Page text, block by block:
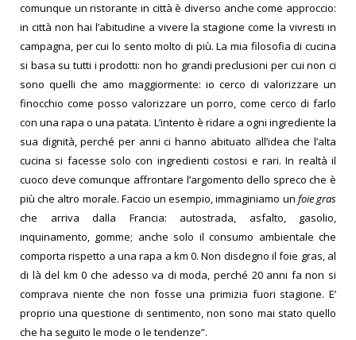
comunque un ristorante in città è diverso anche come approccio:
in città non hai l’abitudine a vivere la stagione come la vivresti in
campagna, per cui lo sento molto di più. La mia filosofia di cucina
si basa su tutti i prodotti: non ho grandi preclusioni per cui non ci
sono quelli che amo maggiormente: io cerco di valorizzare un
finocchio come posso valorizzare un porro, come cerco di farlo
con una rapa o una patata. L’intento è ridare a ogni ingrediente la
sua dignità, perché per anni ci hanno abituato all’idea che l’alta
cucina si facesse solo con ingredienti costosi e rari. In realtà il
cuoco deve comunque affrontare l’argomento dello spreco che è
più che altro morale. Faccio un esempio, immaginiamo un foie gras
che arriva dalla Francia: autostrada, asfalto, gasolio,
inquinamento, gomme; anche solo il consumo ambientale che
comporta rispetto a una rapa a km 0. Non disdegno il foie gras, al
di là del km 0 che adesso va di moda, perché 20 anni fa non si
comprava niente che non fosse una primizia fuori stagione. E’
proprio una questione di sentimento, non sono mai stato quello
che ha seguito le mode o le tendenze”.